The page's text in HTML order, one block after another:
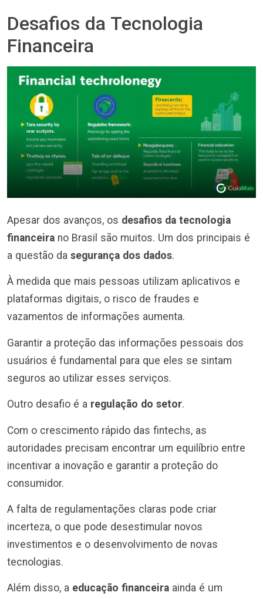
Desafios da Tecnologia
Financeira
Apesar dos avanços, os desafios da tecnologia
financeira no Brasil são muitos. Um dos principais é
a questão da segurança dos dados.
À medida que mais pessoas utilizam aplicativos e
plataformas digitais, o risco de fraudes e
vazamentos de informações aumenta.
Garantir a proteção das informações pessoais dos
usuários é fundamental para que eles se sintam
seguros ao utilizar esses serviços.
Outro desafio é a regulação do setor.
Com o crescimento rápido das fintechs, as
autoridades precisam encontrar um equilíbrio entre
incentivar a inovação e garantir a proteção do
consumidor.
A falta de regulamentações claras pode criar
incerteza, o que pode desestimular novos
investimentos e o desenvolvimento de novas
tecnologias.
Além disso, a educação financeira ainda é um